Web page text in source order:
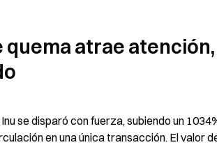
quema atrae
se disparó con fuerza, subiendo un
en una única transacción. El valor